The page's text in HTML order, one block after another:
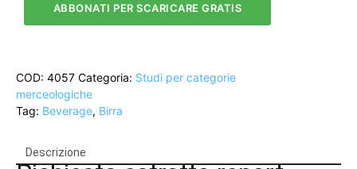
GDO
ABBONATI PER SCARICARE GRATIS
COD: 4057 Categoria: Studi per categorie
merceologiche
Tag: Beverage, Birra
Descrizione